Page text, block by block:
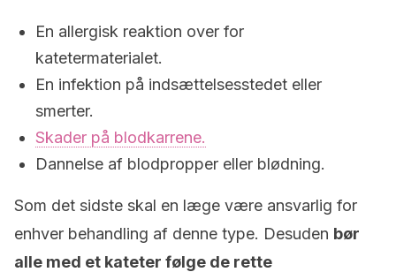
En allergisk reaktion over for
katetermaterialet.
En infektion på indsættelsesstedet eller
smerter.
Skader på blodkarrene.
Dannelse af blodpropper eller blødning.
Som det sidste skal en læge være ansvarlig for
enhver behandling af denne type. Desuden bør
alle med et kateter følge de rette